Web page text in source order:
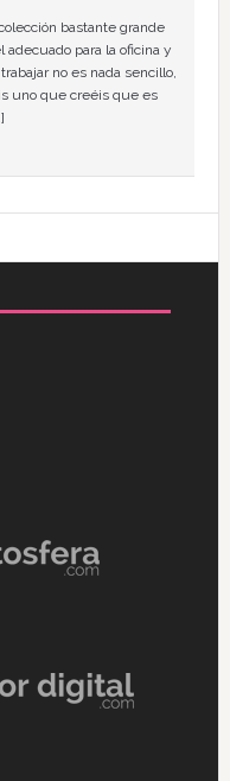
bastante grande
para la oficina y
no es nada sencillo,
uno que creéis que es